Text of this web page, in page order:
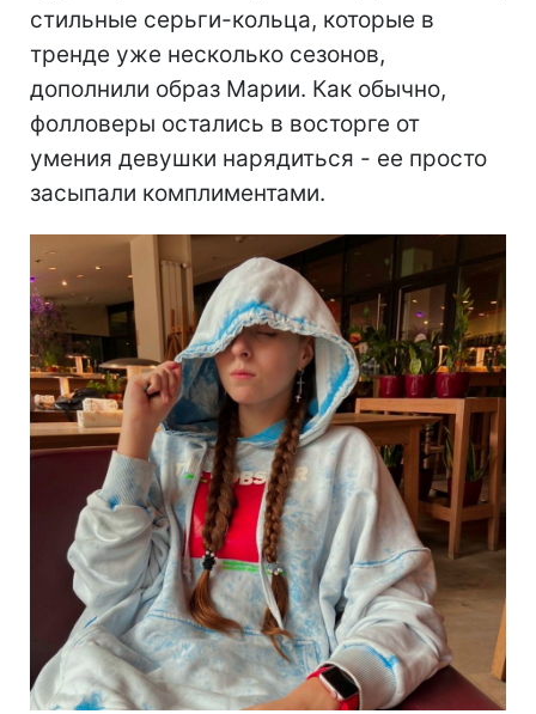
стильные серьги-кольца, которые в
тренде уже несколько сезонов,
дополнили образ Марии. Как обычно,
фолловеры остались в восторге от
умения девушки нарядиться - ее просто
засыпали комплиментами.